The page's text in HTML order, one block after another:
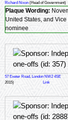
Richard Nixon (Head of Government)
Plaque Wording:
United States, and
nominee
57 Exeter Road, London NW2 4SE
2015)
Link